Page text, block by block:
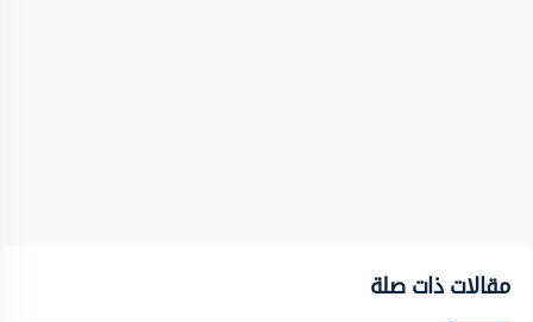
مقالات ذات صلة